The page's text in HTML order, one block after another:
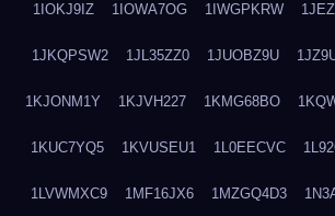
1IOKJ9IZ 1IOWA7OG 1IWGPKRW
1JKQPSW2 1JL35ZZ0 1JUOBZ9U
1KJONM1Y 1KJVH227 1KMG68BO
1KUC7YQ5 1KVUSEU1 1L0EECVC
1LVWMXC9 1MF16JX6 1MZGQ4D3